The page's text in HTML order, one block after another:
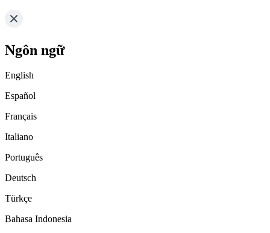
Ngôn ngữ
English
Español
Français
Italiano
Português
Deutsch
Türkçe
Bahasa Indonesia